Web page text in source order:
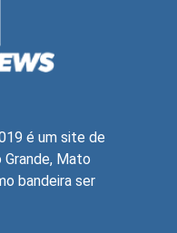
é um site de
Mato
bandeira ser